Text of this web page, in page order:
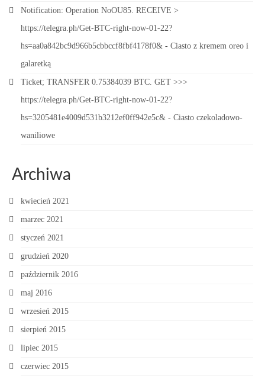
Notification: Operation NoOU85. RECEIVE >
https://telegra.ph/Get-BTC-right-now-01-22?
hs=aa0a842bc9d966b5cbbccf8fbf4178f0& - Ciasto z kremem oreo i
galaretką
Ticket; TRANSFER 0.75384039 BTC. GET >>>
https://telegra.ph/Get-BTC-right-now-01-22?
hs=3205481e4009d531b3212ef0ff942e5c& - Ciasto czekoladowo-
waniliowe
Archiwa
kwiecień 2021
marzec 2021
styczeń 2021
grudzień 2020
październik 2016
maj 2016
wrzesień 2015
sierpień 2015
lipiec 2015
czerwiec 2015